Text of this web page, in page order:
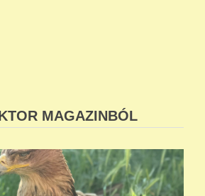
MAGAZINBÓL